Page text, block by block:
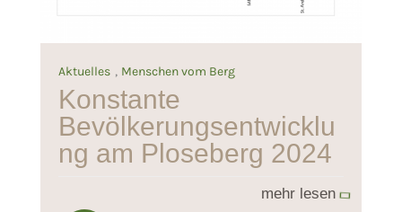
Aktuelles , Menschen vom Berg
Konstante
Bevölkerungsentwicklu
ng am Ploseberg 2024
mehr lesen